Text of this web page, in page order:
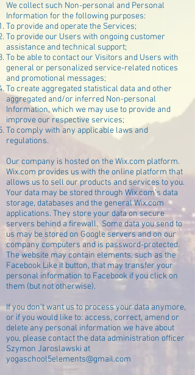
We collect such Non-personal and Personal
Information for the following purposes:
To provide and operate the Services;
To provide our Users with ongoing customer
assistance and technical support;
To be able to contact our Visitors and Users with
general or personalized service-related notices
and promotional messages;
To create aggregated statistical data and other
aggregated and/or inferred Non-personal
Information, which we may use to provide and
improve our respective services;
To comply with any applicable laws and
regulations.
Our company is hosted on the Wix.com platform.
Wix.com provides us with the online platform that
allows us to sell our products and services to you.
Your data may be stored through Wix.com’s data
storage, databases and the general Wix.com
applications. They store your data on secure
servers behind a firewall. Some data you send to
us may be stored on Google servers and on our
company computers and is password-protected.
The website may contain elements, such as the
Facebook Like it button, that may transfer your
personal information to Facebook if you click on
them (but not otherwise).
If you don’t want us to process your data anymore,
or if you would like to: access, correct, amend or
delete any personal information we have about
you, please contact the data administration officer
Szymon Jaroslawski at
yogaschool5elements@gmail.com